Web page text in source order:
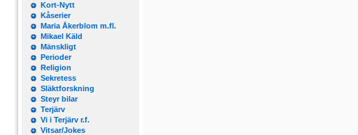
Kort-Nytt
Kåserier
Maria Åkerblom m.fl.
Mikael Käld
Mänskligt
Perioder
Religion
Sekretess
Släktforskning
Steyr bilar
Terjärv
Vi i Terjärv r.f.
Vitsar/Jokes